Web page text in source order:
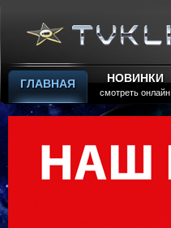
ГЛАВНАЯ НОВИНКИ
смотреть онлайн